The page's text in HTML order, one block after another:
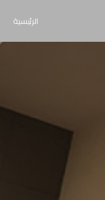
الرئيسية